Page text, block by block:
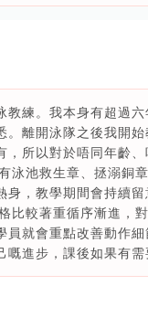
教練。我本身有超過
。離開泳隊之後我開
，所以對於唔同年齡
泳池救生章、拯溺銅
身，教學期間會持續
比較著重循序漸進，
員就會重點改善動作
嘅進步，課後如果有